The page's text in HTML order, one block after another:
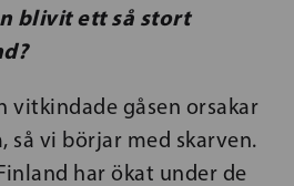
blivit ett så stort
vitkindade gåsen orsakar
så vi börjar med skarven.
har ökat under de